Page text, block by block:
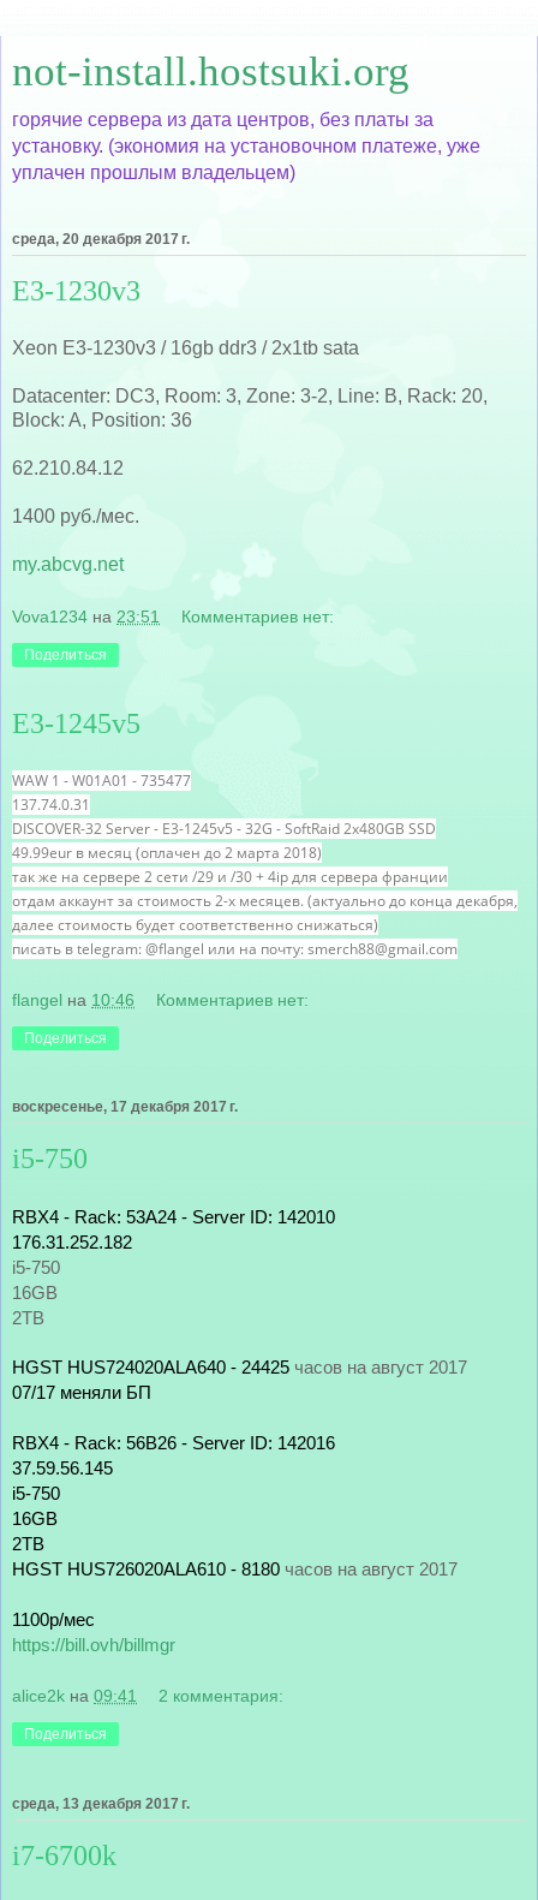
not-install.hostsuki.org
горячие сервера из дата центров, без платы за
установку. (экономия на установочном платеже, уже
уплачен прошлым владельцем)
среда, 20 декабря 2017 г.
E3-1230v3
Xeon E3-1230v3 / 16gb ddr3 / 2x1tb sata
Datacenter: DC3, Room: 3, Zone: 3-2, Line: B, Rack: 20,
Block: A, Position: 36
62.210.84.12
1400 руб./мес.
my.abcvg.net
Vova1234 на 23:51 Комментариев нет:
Поделиться
E3-1245v5
WAW 1 -W01A01 -735477
137.74.0.31
DISCOVER-32 Server - E3-1245v5 - 32G - SoftRaid 2x480GB SSD
49.99eur в месяц (оплачен до 2 марта 2018)
так же на сервере 2 сети /29 и /30 + 4ip для сервера франции
отдам аккаунт за стоимость 2-х месяцев. (актуально до конца декабря,
далее стоимость будет соответственно снижаться)
писать в telegram: @flangel или на почту: smerch88@gmail.com
flangel на 10:46 Комментариев нет:
Поделиться
воскресенье, 17 декабря 2017 г.
i5-750
RBX4 - Rack: 53A24 - Server ID: 142010
176.31.252.182
i5-750
16GB
2TB
HGST HUS724020ALA640 - 24425 часов на август 2017
07/17 меняли БП
RBX4 - Rack: 56B26 - Server ID: 142016
37.59.56.145
i5-750
16GB
2TB
HGST HUS726020ALA610 - 8180 часов на август 2017
1100р/мес
https://bill.ovh/billmgr
alice2k на 09:41 2 комментария:
Поделиться
среда, 13 декабря 2017 г.
i7-6700k